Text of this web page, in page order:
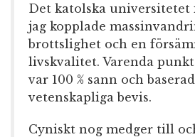
Det katolska universitetet
jag kopplade
brottslighet och en
livskvalitet. Varenda
var 100 % sann och
vetenskapliga bevis.
Cyniskt nog medger till